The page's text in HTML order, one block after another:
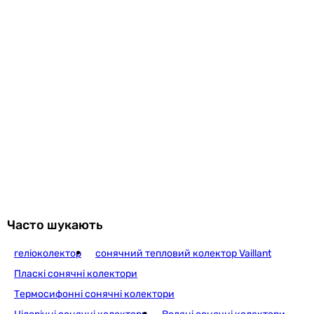
Часто шукають
геліоколектор
сонячний тепловий колектор Vaillant
Пласкі сонячні колектори
Термосифонні сонячні колектори